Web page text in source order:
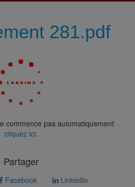
281.pdf
commence pas automatiquement
cliquez ici.
Partager
Facebook LinkedIn